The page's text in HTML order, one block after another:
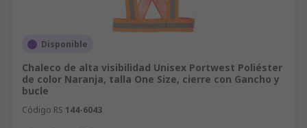
Disponible
Chaleco de alta visibilidad Unisex Portwest Poliéster
de color Naranja, talla One Size, cierre con Gancho y
bucle
Código RS 144-6043